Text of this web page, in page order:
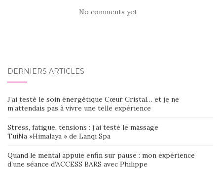
No comments yet
DERNIERS ARTICLES
J’ai testé le soin énergétique Cœur Cristal… et je ne
m’attendais pas à vivre une telle expérience
Stress, fatigue, tensions : j’ai testé le massage
TuiNa »Himalaya » de Lanqi Spa
Quand le mental appuie enfin sur pause : mon expérience
d’une séance d’ACCESS BARS avec Philippe